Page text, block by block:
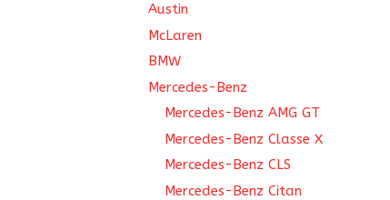
Austin
McLaren
BMW
Mercedes-Benz
Mercedes-Benz AMG GT
Mercedes-Benz Classe X
Mercedes-Benz CLS
Mercedes-Benz Citan